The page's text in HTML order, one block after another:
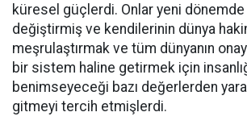
küresel güçlerdi. Onlar yeni
değiştirmiş ve kendilerinin dünya
meşrulaştırmak ve tüm dünyanın
bir sistem haline getirmek için
benimseyeceği bazı değerlerden
gitmeyi tercih etmişlerdi.